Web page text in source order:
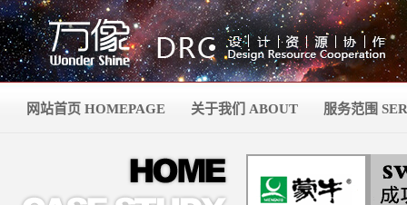
网站首页 HOMEPAGE 关于我们 ABOUT 服务范围